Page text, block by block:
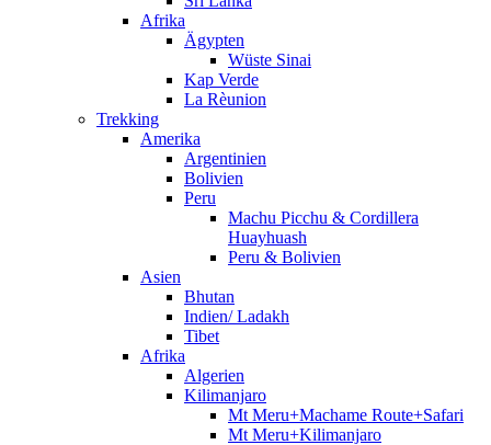
Afrika
Ägypten
Wüste Sinai
Kap Verde
La Rèunion
Trekking
Amerika
Argentinien
Bolivien
Peru
Machu Picchu & Cordillera
Huayhuash
Peru & Bolivien
Asien
Bhutan
Indien/ Ladakh
Tibet
Afrika
Algerien
Kilimanjaro
Mt Meru+Machame Route+Safari
Mt Meru+Kilimanjaro